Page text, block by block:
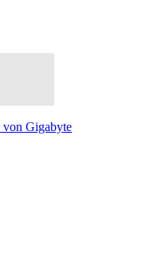
Gigabyte